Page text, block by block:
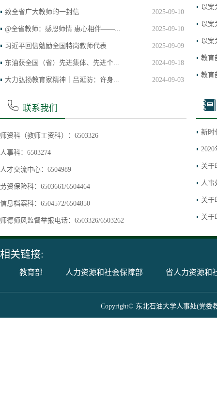
2025-09-10
致全省广大教师的一封信
2025-09-10
@全省教师：感恩师情 惠心相伴——...
2025-09-09
习近平回信勉励全国特岗教师代表
2024-09-18
东油获全国（省）先进集体、先进个...
2024-09-03
大力弘扬教育家精神｜吕延防：许身...
以案
以案
以案
教育
教育
联系我们
师资科（教师工资科）：6503326
人事科：6503274
人才交流中心：6504989
劳资保险科：6503661/6504464
信息档案科：6504572/6504850
师德师风监督举报电话：6503326/6503262
新时
关于
人事
关于
关于
相关链接:
教育部 人力资源和社会保障部 省人力资源和
Copyright© 东北石油大学人事处(党委教师工作部) 黑